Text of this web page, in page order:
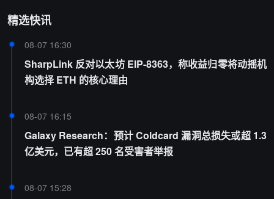
精选快讯
08-07 16:30
SharpLink 反对以太坊 EIP-8363，称收益归零将动摇机
构选择 ETH 的核心理由
08-07 16:15
Galaxy Research：预计 Coldcard 漏洞总损失或超 1.3
亿美元，已有超 250 名受害者举报
08-07 15:28